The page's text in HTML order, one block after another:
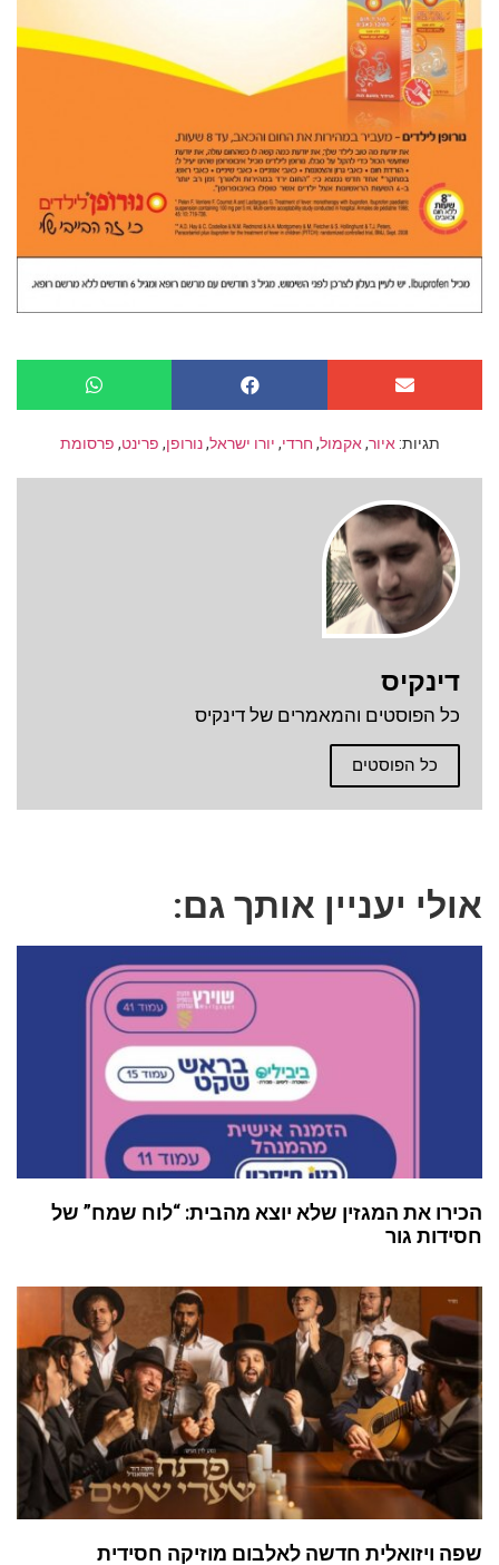
תגיות: איור, אקמול, חרדי, יורו ישראל,נורופן, פרינט, פרסומת
דינקיס
כל הפוסטים והמאמרים של דינקיס
כל הפוסטים
אולי יעניין אותך גם:
הכירו את המגזין שלא יוצא מהבית: “לוח שמח” של
חסידות גור
שפה ויזואלית חדשה לאלבום מוזיקה חסידית